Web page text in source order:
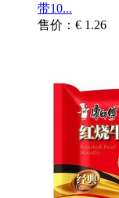
带10...
售价：€ 1.26